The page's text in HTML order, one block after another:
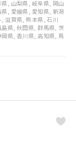
, 山梨県, 岐阜県, 岡山
, 愛媛県, 愛知県, 新潟
滋賀県, 熊本県, 石川
県, 秋田県, 群馬県, 茨
県, 香川県, 高知県, 鳥